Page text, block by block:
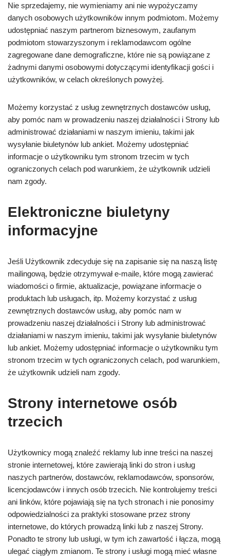
Nie sprzedajemy, nie wymieniamy ani nie wypożyczamy
danych osobowych użytkowników innym podmiotom. Możemy
udostępniać naszym partnerom biznesowym, zaufanym
podmiotom stowarzyszonym i reklamodawcom ogólne
zagregowane dane demograficzne, które nie są powiązane z
żadnymi danymi osobowymi dotyczącymi identyfikacji gości i
użytkowników, w celach określonych powyżej.
Możemy korzystać z usług zewnętrznych dostawców usług,
aby pomóc nam w prowadzeniu naszej działalności i Strony lub
administrować działaniami w naszym imieniu, takimi jak
wysyłanie biuletynów lub ankiet. Możemy udostępniać
informacje o użytkowniku tym stronom trzecim w tych
ograniczonych celach pod warunkiem, że użytkownik udzieli
nam zgody.
Elektroniczne biuletyny
informacyjne
Jeśli Użytkownik zdecyduje się na zapisanie się na naszą listę
mailingową, będzie otrzymywał e-maile, które mogą zawierać
wiadomości o firmie, aktualizacje, powiązane informacje o
produktach lub usługach, itp. Możemy korzystać z usług
zewnętrznych dostawców usług, aby pomóc nam w
prowadzeniu naszej działalności i Strony lub administrować
działaniami w naszym imieniu, takimi jak wysyłanie biuletynów
lub ankiet. Możemy udostępniać informacje o użytkowniku tym
stronom trzecim w tych ograniczonych celach, pod warunkiem,
że użytkownik udzieli nam zgody.
Strony internetowe osób
trzecich
Użytkownicy mogą znaleźć reklamy lub inne treści na naszej
stronie internetowej, które zawierają linki do stron i usług
naszych partnerów, dostawców, reklamodawców, sponsorów,
licencjodawców i innych osób trzecich. Nie kontrolujemy treści
ani linków, które pojawiają się na tych stronach i nie ponosimy
odpowiedzialności za praktyki stosowane przez strony
internetowe, do których prowadzą linki lub z naszej Strony.
Ponadto te strony lub usługi, w tym ich zawartość i łącza, mogą
ulegać ciągłym zmianom. Te strony i usługi mogą mieć własne